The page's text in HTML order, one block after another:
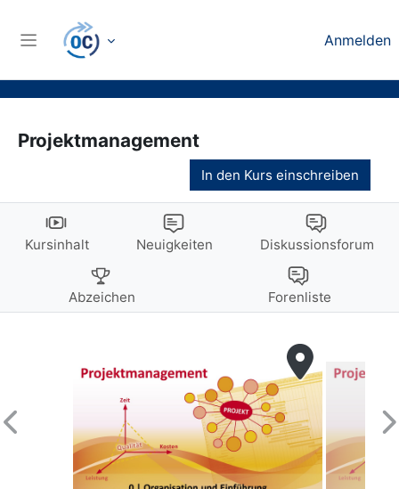
Website-Übersicht
Anmelden
Projektmanagement
In den Kurs einschreiben
Kursinhalt Neuigkeiten Diskussionsforum
Abzeichen Forenliste